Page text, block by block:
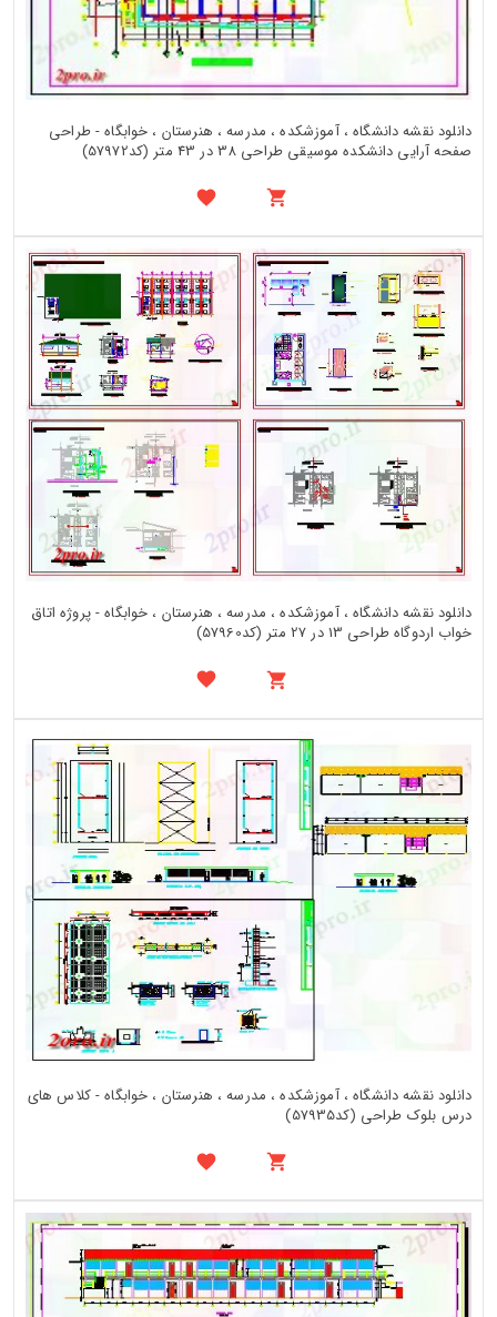
دانلود نقشه دانشگاه ، آموزشکده ، مدرسه ، هنرستان ، خوابگاه - طراحی
صفحه آرایی دانشکده موسیقی طراحی 38 در 43 متر (کد57972)
دانلود نقشه دانشگاه ، آموزشکده ، مدرسه ، هنرستان ، خوابگاه - پروژه اتاق
خواب اردوگاه طراحی 13 در 27 متر (کد57960)
دانلود نقشه دانشگاه ، آموزشکده ، مدرسه ، هنرستان ، خوابگاه - کلاس های
درس بلوک طراحی (کد57935)